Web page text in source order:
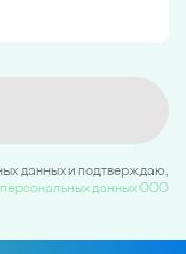
данных и подтверждаю,
данных ООО